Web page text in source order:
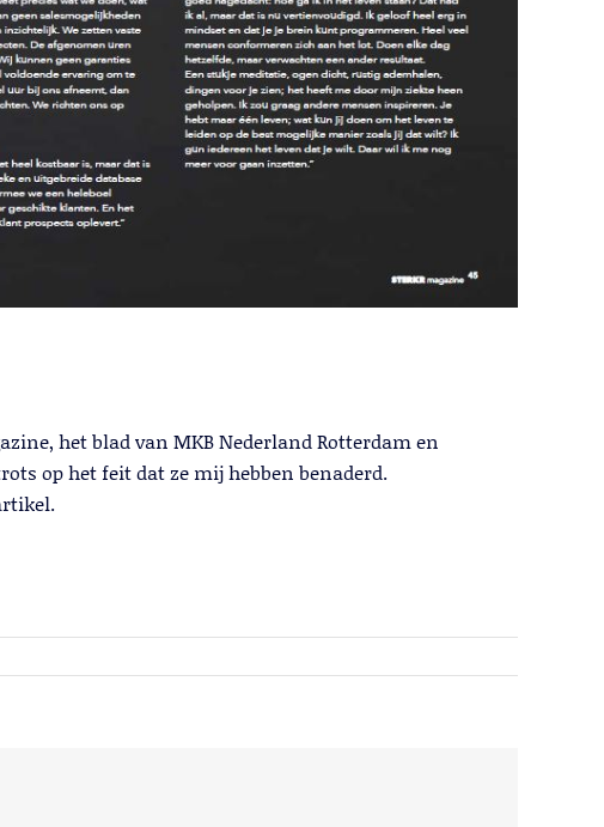
het blad van MKB Nederland Rotterdam en
op het feit dat ze mij hebben benaderd.